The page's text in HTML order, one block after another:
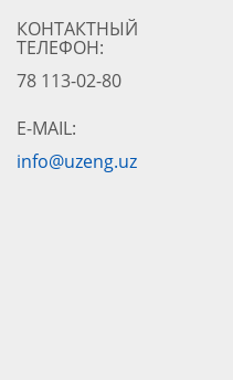
КОНТАКТНЫЙ
ТЕЛЕФОН:
78 113-02-80
E-MAIL:
info@uzeng.uz